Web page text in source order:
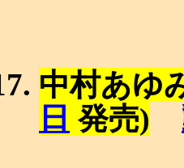
中村あ
日 発売)